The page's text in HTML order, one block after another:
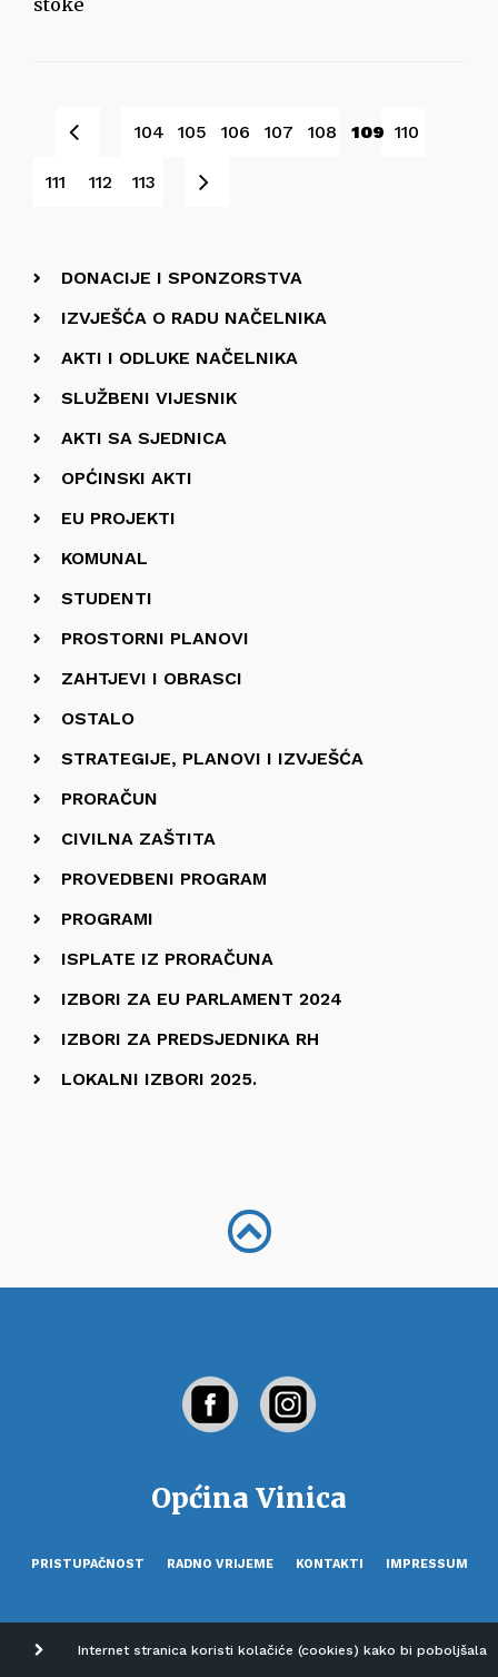
stoke
104 105 106 107 108 109 110
111 112 113
DONACIJE I SPONZORSTVA
IZVJEŠĆA O RADU NAČELNIKA
AKTI I ODLUKE NAČELNIKA
SLUŽBENI VIJESNIK
AKTI SA SJEDNICA
OPĆINSKI AKTI
EU PROJEKTI
KOMUNAL
STUDENTI
PROSTORNI PLANOVI
ZAHTJEVI I OBRASCI
OSTALO
STRATEGIJE, PLANOVI I IZVJEŠĆA
PRORAČUN
CIVILNA ZAŠTITA
PROVEDBENI PROGRAM
PROGRAMI
ISPLATE IZ PRORAČUNA
IZBORI ZA EU PARLAMENT 2024
IZBORI ZA PREDSJEDNIKA RH
LOKALNI IZBORI 2025.
Općina Vinica
PRISTUPAČNOST RADNO VRIJEME KONTAKTI IMPRESSUM
Internet stranica koristi kolačiće (cookies) kako bi poboljšala